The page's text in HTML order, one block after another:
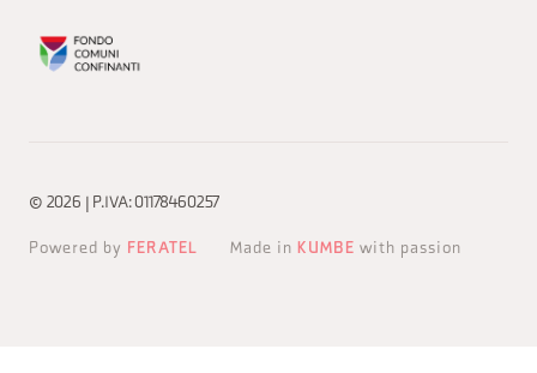
© 2026 | P.IVA: 01178460257
Powered by FERATEL Made in KUMBE with passion